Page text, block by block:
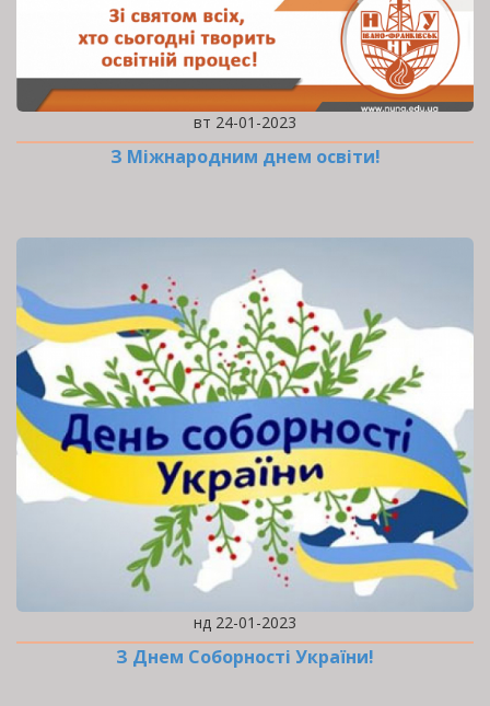
вт 24-01-2023
З Міжнародним днем освіти!
нд 22-01-2023
З Днем Соборності України!